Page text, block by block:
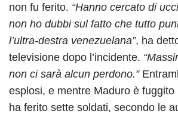
non fu ferito. “Hanno cercato di
non ho dubbi sul fatto che tutto
l’ultra-destra venezuelana”, ha
televisione dopo l’incidente.
non ci sarà alcun perdono.”
esplosi, e mentre Maduro è fuggito
ha ferito sette soldati, secondo le